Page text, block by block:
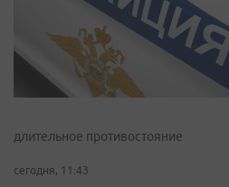
длительное противостояние
сегодня, 11:43